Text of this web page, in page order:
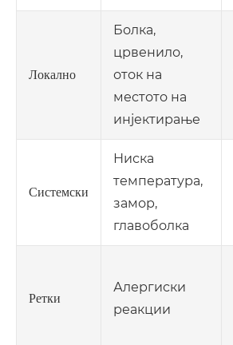
Локално
Болка,
црвенило,
оток на
местото на
инјектирање
Системски
Ниска
температура,
замор,
главоболка
Ретки
Алергиски
реакции